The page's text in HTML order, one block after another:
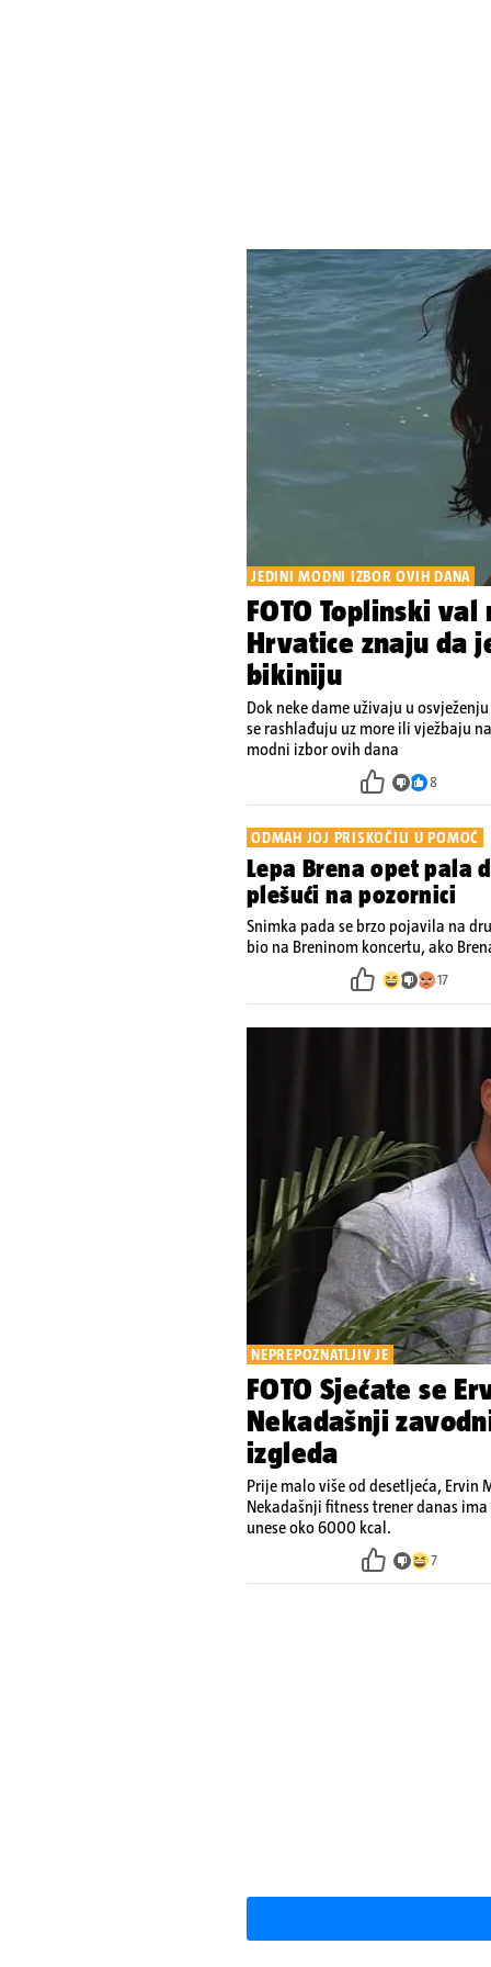
JEDINI MODNI IZBOR OVIH DANA
FOTO Toplinski
Hrvatice znaju da
bikiniju
Dok neke dame uživaju u
se rashlađuju uz more ili vježbaju
modni izbor ovih dana
8
ODMAH JOJ PRISKOČILI U POMOĆ
Lepa Brena opet pala
plešući na pozornici
Snimka pada se brzo pojavila na
bio na Breninom koncertu, ako
pjevačica se nije ozlijedila nego je
17
NEPREPOZNATLJIV JE
FOTO Sjećate se
Nekadašnji
izgleda
Prije malo više od desetljeća, Ervin
Nekadašnji fitness trener danas
unese oko 6000 kcal.
7